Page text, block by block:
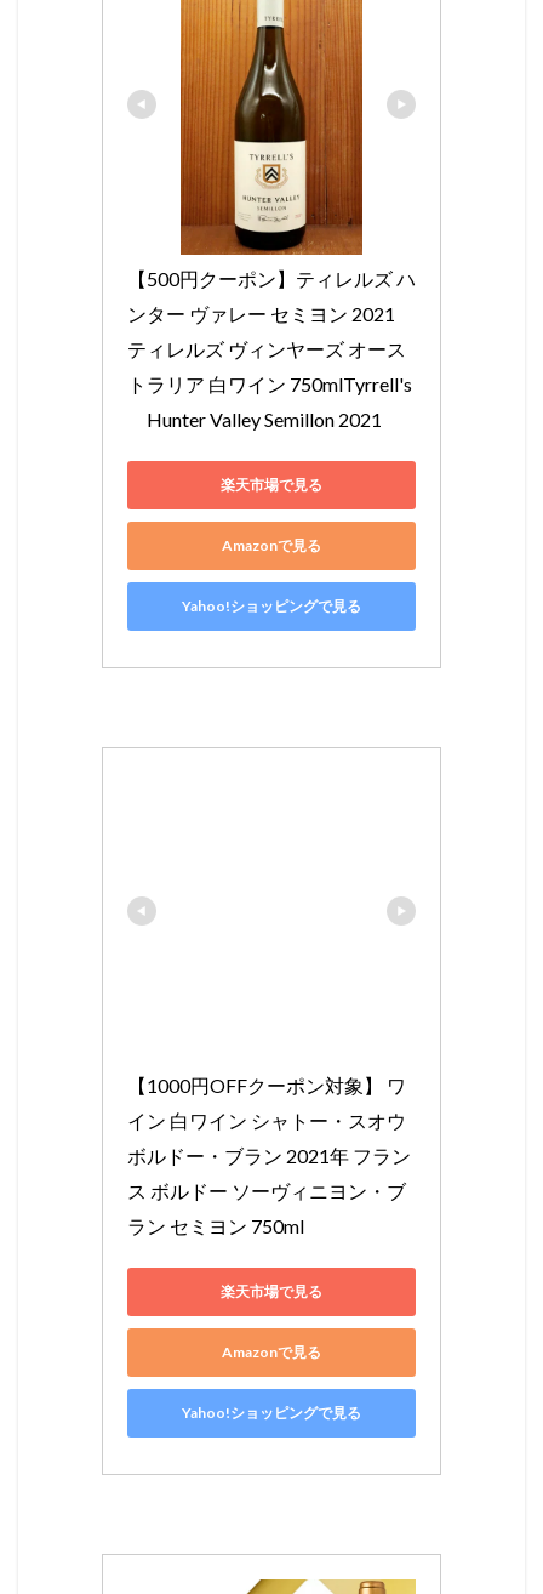
【500円クーポン】ティレルズ ハ
ンター ヴァレー セミヨン 2021
ティレルズ ヴィンヤーズ オース
トラリア 白ワイン 750mlTyrrell's
Hunter Valley Semillon 2021
楽天市場で見る
Amazonで見る
Yahoo!ショッピングで見る
【1000円OFFクーポン対象】 ワ
イン 白ワイン シャトー・スオウ
ボルドー・ブラン 2021年 フラン
ス ボルドー ソーヴィニヨン・ブ
ラン セミヨン 750ml
楽天市場で見る
Amazonで見る
Yahoo!ショッピングで見る